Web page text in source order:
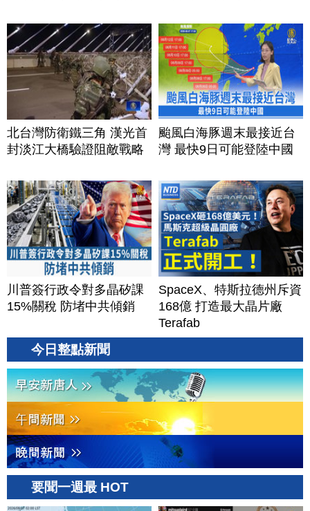
北台灣防衛鐵三角 漢光首
封淡江大橋驗證阻敵戰略
颱風白海豚週末最接近台
灣 最快9日可能登陸中國
川普簽行政令對多晶矽課
15%關稅 防堵中共傾銷
SpaceX、特斯拉德州斥資
168億 打造最大晶片廠
Terafab
今日整點新聞
要聞一週最 HOT